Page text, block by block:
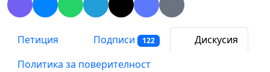
Петиция Подписи 122
Дискусия
Политика за поверителност